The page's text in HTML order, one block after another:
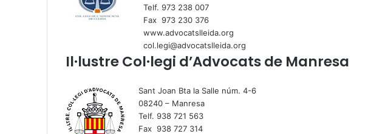
Telf. 973 238 007
Fax 973 230 376
www.advocatslleida.org
col.legi@advocatslleida.org
Il·lustre Col·legi d’Advocats de Manresa
Sant Joan Bta la Salle núm. 4-6
08240 – Manresa
Telf. 938 721 563
Fax 938 727 314